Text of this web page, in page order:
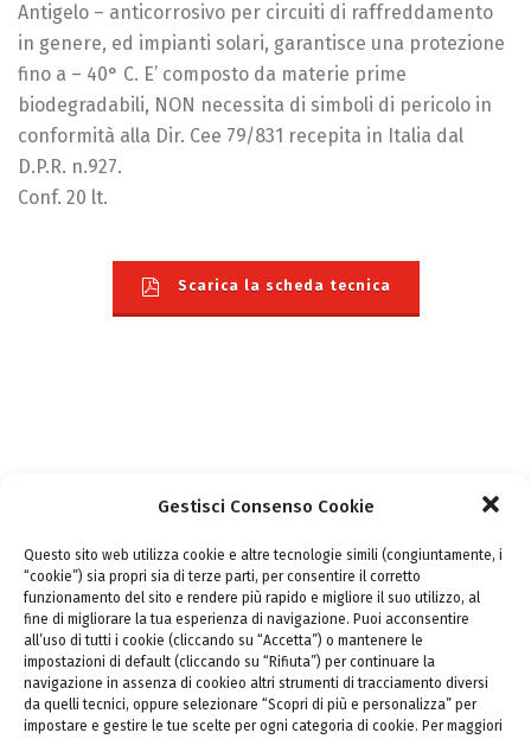
Gestisci Consenso Cookie
Questo sito web utilizza cookie e altre tecnologie simili (congiuntamente, i
“cookie”) sia propri sia di terze parti, per consentire il corretto
funzionamento del sito e rendere più rapido e migliore il suo utilizzo, al
fine di migliorare la tua esperienza di navigazione. Puoi acconsentire
all’uso di tutti i cookie (cliccando su “Accetta”) o mantenere le
impostazioni di default (cliccando su “Rifiuta”) per continuare la
navigazione in assenza di cookieo altri strumenti di tracciamento diversi
da quelli tecnici, oppure selezionare “Scopri di più e personalizza” per
impostare e gestire le tue scelte per ogni categoria di cookie. Per maggiori
Antigelo – anticorrosivo per circuiti di raffreddamento
in genere, ed impianti solari, garantisce una protezione
fino a – 40° C. E’ composto da materie prime
biodegradabili, NON necessita di simboli di pericolo in
conformità alla Dir. Cee 79/831 recepita in Italia dal
D.P.R. n.927.
Conf. 20 lt.
Scarica la scheda tecnica